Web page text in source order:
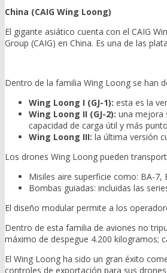
China (CAIG Wing Loong)
El gigante asiático cuenta con el CAIG
Group (CAIG) en China. Es una de las
Dentro de la familia Wing Loong se han
Wing Loong I (GJ-1): esta es la
Wing Loong II (GJ-2): una mejora
capacidad de carga útil y más
Wing Loong III: la última versión
Los drones Wing Loong pueden
Misiles aire superficie como: BA-7,
Bombas guiadas: incluidas las
El diseño modular permite a los
Dentro de esta familia de aviones no
máximo de despegue 4.200 kilogramos;
El Wing Loong ha sido un gran éxito
controles de exportación para sus